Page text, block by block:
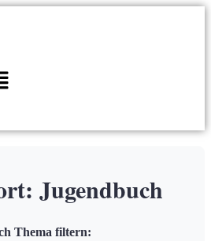
Jugendbuch
Thema filtern: